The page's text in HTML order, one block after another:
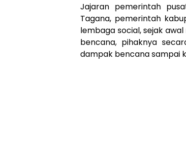
Jajaran pemerintah
Tagana, pemerintah
lembaga social, sejak
bencana, pihaknya
dampak bencana sampai